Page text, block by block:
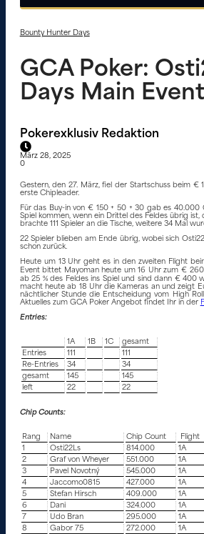
Bounty Hunter Days
GCA Poker:
Days Main Event
Pokerexklusiv Redaktion
März 28, 2025
0
Gestern, den 27. März, fiel der Startschuss beim
erste Chipleader.
Für das Buy-in von € 150 + 50 + 30 gab es
Spiel kommen, wenn ein Drittel des Feldes übrig
brachte 111 Spieler an die Tische, weitere 34 Mal
22 Spieler blieben am Ende übrig, wobei sich
schon zurück.
Heute um 13 Uhr geht es in den zweiten Flight
Event bittet Mayoman heute um 16 Uhr zum €
ab 25 % des Feldes ins Spiel und sind dann € 400
macht heute ab 18 Uhr die Kameras an und zeigt
nächtlicher Stunde die Entscheidung vom High
Aktuelles zum GCA Poker Angebot findet Ihr in der
Entries:
1A 1B 1C
gesamt
Entries
111
111
Re-Entries
34
34
gesamt
145
145
left
22 22
Chip Counts:
Rang Name Chip Count
Flight
1
Osti22Ls 814.000
1A
2
Graf von Wheyer 551.000
1A
3
Pavel Novotný 545.000
1A
4
Jaccomo0815 427.000
1A
5
Stefan Hirsch 409.000
1A
6
Dani 324.000
1A
7
Udo Bran 295.000
1A
8
Gabor 75 272.000
1A